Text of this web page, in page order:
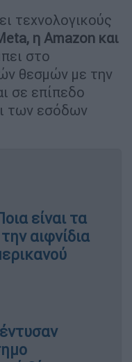
τεχνολογικούς
, η Amazon και
στο
θεσμών με την
σε επίπεδο
των εσόδων
είναι τα
αιφνίδια